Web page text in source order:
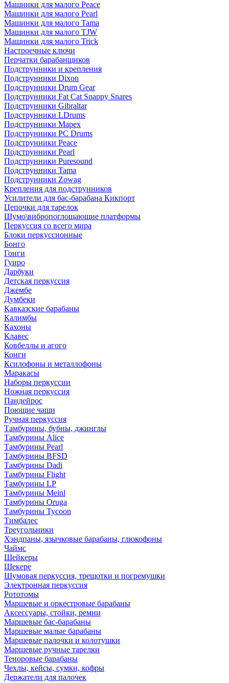
Машинки для малого Peace
Машинки для малого Pearl
Машинки для малого Tama
Машинки для малого TJW
Машинки для малого Trick
Настроечные ключи
Перчатки барабанщиков
Подструнники и крепления
Подструнники Dixon
Подструнники Drum Gear
Подструнники Fat Cat Snappy Snares
Подструнники Gibraltar
Подструнники LDrums
Подструнники Mapex
Подструнники PC Drums
Подструнники Peace
Подструнники Pearl
Подструнники Puresound
Подструнники Tama
Подструнники Zowag
Крепления для подструнников
Усилители для бас-барабана Кикпорт
Цепочки для тарелок
Шумо\вибропоглощающие платформы
Перкуссия со всего мира
Блоки перкуссионные
Бонго
Гонги
Гуиро
Дарбуки
Детская перкуссия
Джембе
Думбеки
Кавказские барабаны
Калимбы
Кахоны
Клавес
Ковбеллы и агого
Конги
Ксилофоны и металлофоны
Маракасы
Наборы перкуссии
Ножная перкуссия
Пандейрос
Поющие чаши
Ручная перкуссия
Тамбурины, бубны, джинглы
Тамбурины Alice
Тамбурины Pearl
Тамбурины BFSD
Тамбурины Dadi
Тамбурины Flight
Тамбурины LP
Тамбурины Meinl
Тамбурины Oruga
Тамбурины Tycoon
Тимбалес
Треугольники
Хэндпаны, язычковые барабаны, глюкофоны
Чаймс
Шейкеры
Шекере
Шумовая перкуссия, трещотки и погремушки
Электронная перкуссия
Рототомы
Маршевые и оркестровые барабаны
Аксессуары, стойки, ремни
Маршевые бас-барабаны
Маршевые малые барабаны
Маршевые палочки и колотушки
Маршевые ручные тарелки
Теноровые барабаны
Чехлы, кейсы, сумки, кофры
Держатели для палочек